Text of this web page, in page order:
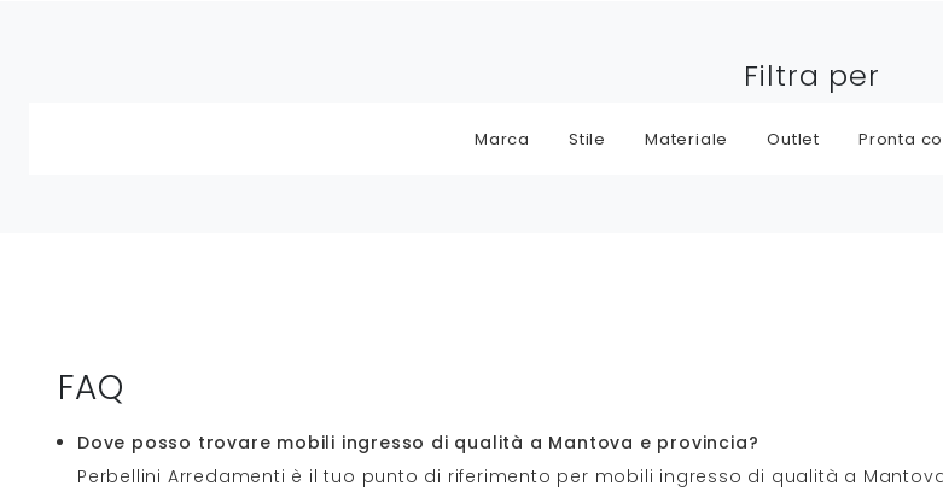
Filtra per
Marca Stile Materiale Outlet Pronta
FAQ
Dove posso trovare mobili ingresso di qualità a Mantova e provincia?
Perbellini Arredamenti è il tuo punto di riferimento per mobili ingresso di qualità a